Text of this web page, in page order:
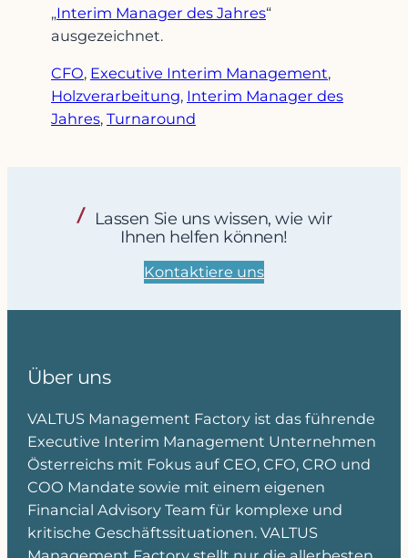
„Interim Manager des Jahres“
ausgezeichnet.
CFO, Executive Interim Management
Holzverarbeitung, Interim Manager des
Jahres, Turnaround
Lassen Sie uns wissen, wie wir
Ihnen helfen können!
Kontaktiere uns
Über uns
VALTUS Management Factory ist das führende
Executive Interim Management Unternehmen
Österreichs mit Fokus auf CEO, CFO, CRO und
COO Mandate sowie mit einem eigenen
Financial Advisory Team für komplexe und
kritische Geschäftssituationen. VALTUS